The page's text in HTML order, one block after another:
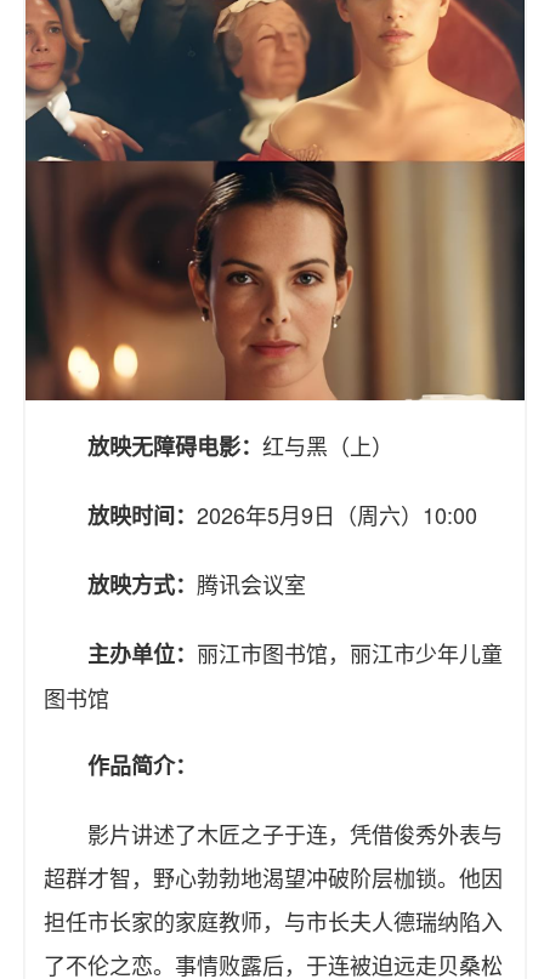
放映无障碍电影： 红与黑（上）
放映时间： 2026年5月9日（周六）10:00
放映方式： 腾讯会议室
主办单位： 丽江市图书馆，丽江市少年儿童
图书馆
作品简介：
影片讲述了木匠之子于连，凭借俊秀外表与
超群才智，野心勃勃地渴望冲破阶层枷锁。他因
担任市长家的家庭教师，与市长夫人德瑞纳陷入
了不伦之恋。事情败露后，于连被迫远走贝桑松